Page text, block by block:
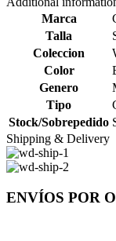
Marca
Talla
Coleccion
Color
Genero
Tipo
Stock/Sobrepedido
Shipping & Delivery
ENVÍOS POR